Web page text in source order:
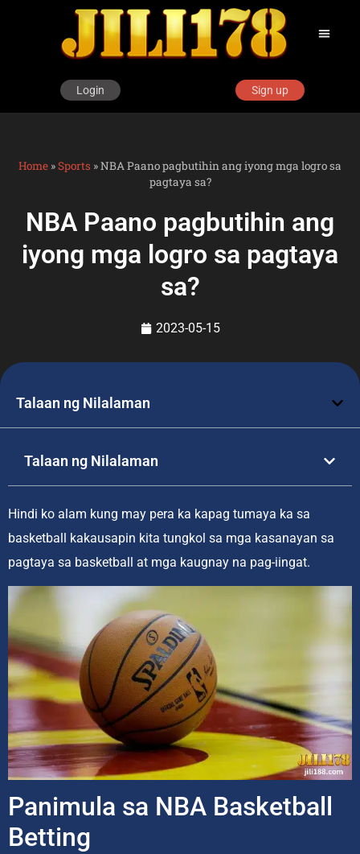
Login Sign up
Home »Sports »NBA Paano pagbutihin ang iyong mga logro sa
pagtaya sa?
NBA Paano pagbutihin ang
iyong mga logro sa pagtaya
sa?
2023-05-15
Talaan ng Nilalaman
Talaan ng Nilalaman
Hindi ko alam kung may pera ka kapag tumaya ka sa
basketball kakausapin kita tungkol sa mga kasanayan sa
pagtaya sa basketball at mga kaugnay na pag-iingat.
Panimula sa NBA Basketball
Betting